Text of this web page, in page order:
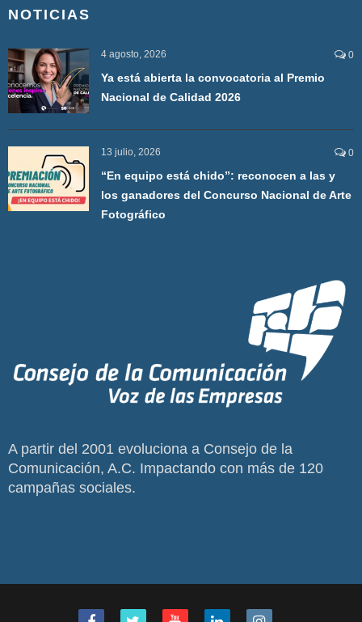
NOTICIAS
4 agosto, 2026 0
Ya está abierta la convocatoria al Premio
Nacional de Calidad 2026
13 julio, 2026 0
“En equipo está chido”: reconocen a las y
los ganadores del Concurso Nacional de Arte
Fotográfico
A partir del 2001 evoluciona a Consejo de la
Comunicación, A.C. Impactando con más de 120
campañas sociales.